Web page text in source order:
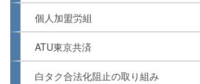
個人加盟労組
ATU東京共済
白タク合法化阻止の取り組み